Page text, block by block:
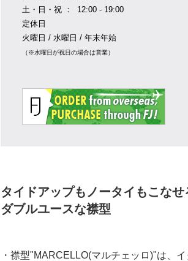
土・日・祝 ： 12:00 - 19:00
定休日
火曜日 / 水曜日 / 年末年始
（※水曜日が祝日の場合は営業）
タイドアップもノータイもこなせ
ダブルユースな襟型
・襟型"MARCELLO(マルチェッロ)"は、